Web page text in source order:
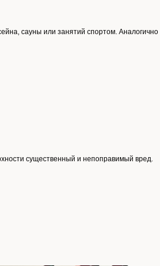
сауны или занятий спортом. Аналогично
существенный и непоправимый вред.